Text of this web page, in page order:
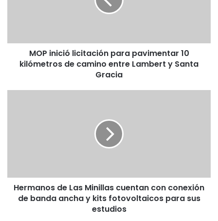
camino
Lambert
MOP inició licitación para pavimentar 10
kilómetros de camino entre Lambert y Santa
Gracia
banda
ancha
Hermanos de Las Minillas cuentan con conexión
de banda ancha y kits fotovoltaicos para sus
estudios